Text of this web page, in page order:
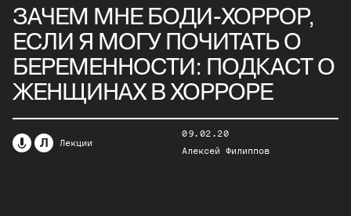
ЗАЧЕМ МНЕ БОДИ-ХОРРОР,
ЕСЛИ Я МОГУ ПОЧИТАТЬ О
БЕРЕМЕННОСТИ: ПОДКАСТ О
ЖЕНЩИНАХ В ХОРРОРЕ
Л Лекции
09.02.20
Алексей Филиппов